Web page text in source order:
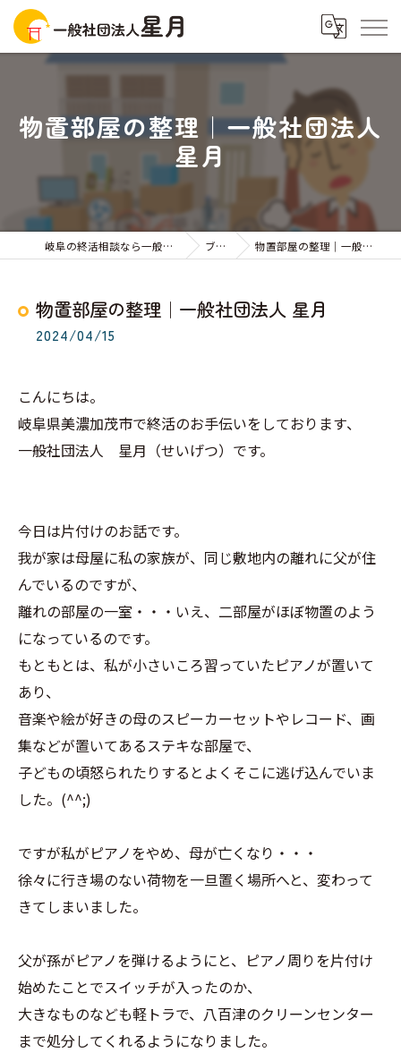
物置部屋の整理｜一般社団法人
星月
岐阜の終活相談なら一般社団法人星月 ブログ 物置部屋の整理｜一般社団法人 星月
物置部屋の整理｜一般社団法人 星月
2024/04/15
こんにちは。
岐阜県美濃加茂市で終活のお手伝いをしております、
一般社団法人 星月（せいげつ）です。
今日は片付けのお話です。
我が家は母屋に私の家族が、同じ敷地内の離れに父が住
んでいるのですが、
離れの部屋の一室・・・いえ、二部屋がほぼ物置のよう
になっているのです。
もともとは、私が小さいころ習っていたピアノが置いて
あり、
音楽や絵が好きの母のスピーカーセットやレコード、画
集などが置いてあるステキな部屋で、
子どもの頃怒られたりするとよくそこに逃げ込んでいま
した。(^^;)
ですが私がピアノをやめ、母が亡くなり・・・
徐々に行き場のない荷物を一旦置く場所へと、変わって
きてしまいました。
父が孫がピアノを弾けるようにと、ピアノ周りを片付け
始めたことでスイッチが入ったのか、
大きなものなども軽トラで、八百津のクリーンセンター
まで処分してくれるようになりました。